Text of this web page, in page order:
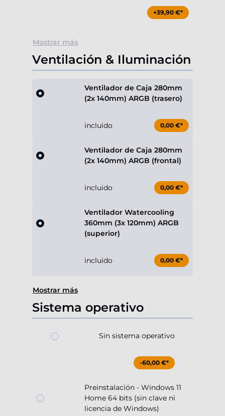
+39,90 €*
Mostrar más
Ventilación & Iluminación
Ventilador de Caja 280mm
(2x 140mm) ARGB (trasero)
incluido 0,00 €*
Ventilador de Caja 280mm
(2x 140mm) ARGB (frontal)
incluido 0,00 €*
Ventilador Watercooling
360mm (3x 120mm) ARGB
(superior)
incluido 0,00 €*
Mostrar más
Sistema operativo
Sin sistema operativo
-60,00 €*
Preinstalación - Windows 11
Home 64 bits (sin clave ni
licencia de Windows)